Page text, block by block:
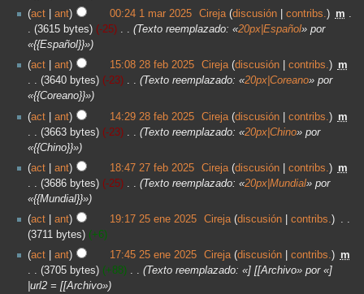
act
ant 00:24 1 mar 2025 Cireja discusión contribs.
m
3615 bytes
-25 Texto reemplazado: «20px|Español» por
«{{Español}}»
act
ant 15:08 28 feb 2025 Cireja discusión contribs.
m
3640 bytes
-23 Texto reemplazado: «20px|Coreano» por
«{{Coreano}}»
act
ant 14:29 28 feb 2025 Cireja discusión contribs.
m
3663 bytes
-23 Texto reemplazado: «20px|Chino» por
«{{Chino}}»
act
ant 18:47 27 feb 2025 Cireja discusión contribs.
m
3686 bytes
-25 Texto reemplazado: «20px|Mundial» por
«{{Mundial}}»
act
ant 19:17 25 ene 2025 Cireja discusión contribs.
3711 bytes
+6
act
ant 17:45 25 ene 2025 Cireja discusión contribs.
m
3705 bytes
+88
Texto reemplazado: «] [[Archivo» por «]
|url2 = [[Archivo»